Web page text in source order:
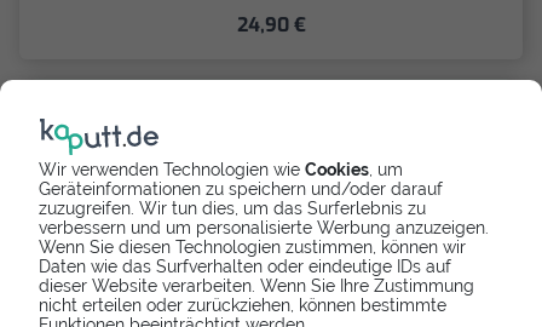
Wir verwenden Technologien wie Cookies , um
Geräteinformationen zu speichern und/oder darauf
zuzugreifen. Wir tun dies, um das Surferlebnis zu
verbessern und um personalisierte Werbung anzuzeigen.
Wenn Sie diesen Technologien zustimmen, können wir
Daten wie das Surfverhalten oder eindeutige IDs auf
dieser Website verarbeiten. Wenn Sie Ihre Zustimmung
nicht erteilen oder zurückziehen, können bestimmte
24,90 €
Spenden
Spende Dein Gerät über
handysfuerdieumwelt.de